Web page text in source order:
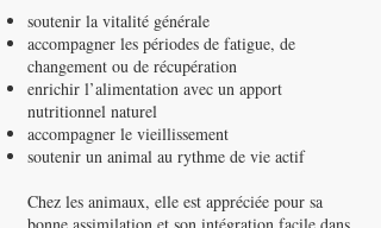
soutenir la vitalité générale
accompagner les périodes de fatigue, de
changement ou de récupération
enrichir l’alimentation avec un apport
nutritionnel naturel
accompagner le vieillissement
soutenir un animal au rythme de vie actif
Chez les animaux, elle est appréciée pour sa